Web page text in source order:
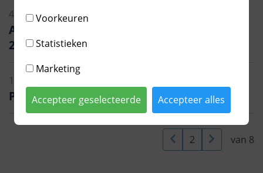
4 april 2023
Aangepaste openingstijden in april en mei
2023
1 februari 2023
Puberlessen
2 (current)van 8
Voorkeuren
Statistieken
Marketing
Accepteer geselecteerde Accepteer alles